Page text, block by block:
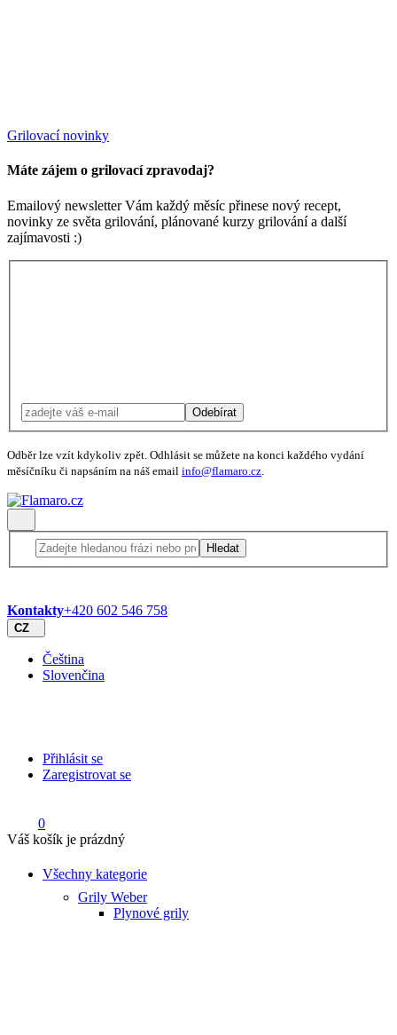
Grilovací novinky
Máte zájem o grilovací zpravodaj?
Emailový newsletter Vám každý měsíc přinese nový recept,
novinky ze světa grilování, plánované kurzy grilování a další
zajímavosti :)
Odebírat
Odběr lze vzít kdykoliv zpět. Odhlásit se můžete na konci každého vydání
měsíčníku či napsáním na náš email info@flamaro.cz.
Hledat
Kontakty+420 602 546 758
CZ
Čeština
Slovenčina
Přihlásit se
Zaregistrovat se
0
Váš košík je prázdný
Všechny kategorie
Grily Weber
Plynové grily